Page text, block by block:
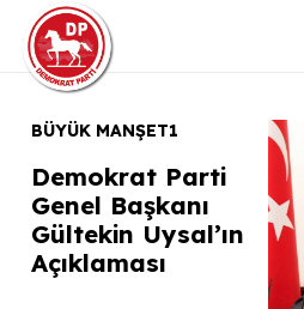
BÜYÜK MANŞET1
Demokrat Parti
Genel Başkanı
Gültekin Uysal’ın
Açıklaması